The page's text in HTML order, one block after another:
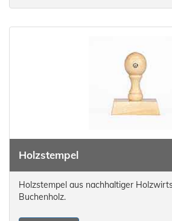
Holzstempel
Holzstempel aus nachhaltiger
Buchenholz.